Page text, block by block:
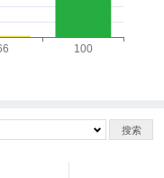
搜索